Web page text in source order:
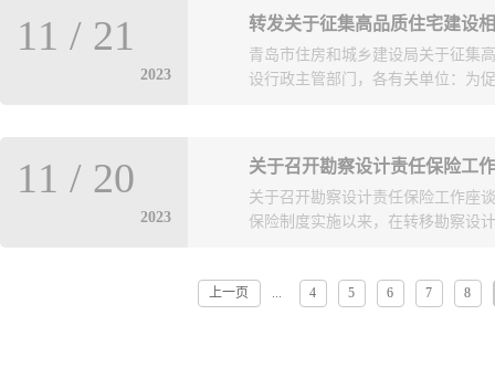
以及中国石油大学（华东）建筑学
奖项目特点、设计师在设计过程中
术发展方向等不同层面，进行了精
提前介入，担任方案设计协调工作
的一线设计经验，结合对青岛市工
证了方案精准落图，实现规划审批
纸设计和优化能力方面，输出自己
心并不断探索未知领域，尝试从传
中心：2023年度青岛市优秀勘察设
筑师。曾获得2015年山东省杰出青
国建筑设计奖 . 青年建筑师奖），
榜》，2017年受邀参加意大利佛罗
秀勘察设计成果竞赛一等奖作品。
行回应。教学区和体育馆通过宽敞
流平台，打造富有活力的交往空间
合体。 设计师：张锋 张锋：青岛
级注册建筑师，高级工程师。2004
重任，作为项目负责人、工程主持
富的项目管理经验。烟台八角湾国
转发关于征集高品质住宅建设
2023
11 / 21
青岛市住房和城乡建设局关于征集
设行政主管部门，各有关单位：为
技术进步，我局拟组织编制《青岛
推广应用。现就征集高品质住宅建
技术应用指南》拟收录的内容主要
技术和其他（1.自主创新，包括新
日（星期一）前将申报材料电子版
关于召开勘察设计责任保险工
2023
11 / 20
关于召开勘察设计责任保险工作座
保险制度实施以来，在转移勘察设
安全，减少投资风险，增强工程勘
上一页 ... 4 5 6 7 8